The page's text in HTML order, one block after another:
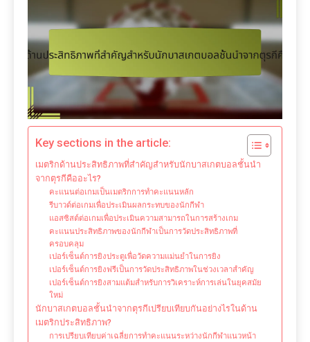
Key sections in the article:
เมตริกด้านประสิทธิภาพที่สำคัญสำหรับนักบาสเกตบอลชั้นนำ
จากตุรกีคืออะไร?
คะแนนต่อเกมเป็นเมตริกการทำคะแนนหลัก
รีบาวด์ต่อเกมเพื่อประเมินผลกระทบของนักกีฬา
แอสซิสต์ต่อเกมเพื่อประเมินความสามารถในการสร้างเกม
คะแนนประสิทธิภาพของนักกีฬาเป็นการวัดประสิทธิภาพที่
ครอบคลุม
เปอร์เซ็นต์การยิงประตูเพื่อวัดความแม่นยำในการยิง
เปอร์เซ็นต์การยิงฟรีเป็นการวัดประสิทธิภาพในช่วงเวลาสำคัญ
เปอร์เซ็นต์การยิงสามแต้มสำหรับการวิเคราะห์การเล่นในยุคสมัย
ใหม่
นักบาสเกตบอลชั้นนำจากตุรกีเปรียบเทียบกันอย่างไรในด้าน
เมตริกประสิทธิภาพ?
การเปรียบเทียบค่าเฉลี่ยการทำคะแนนระหว่างนักกีฬาแนวหน้า